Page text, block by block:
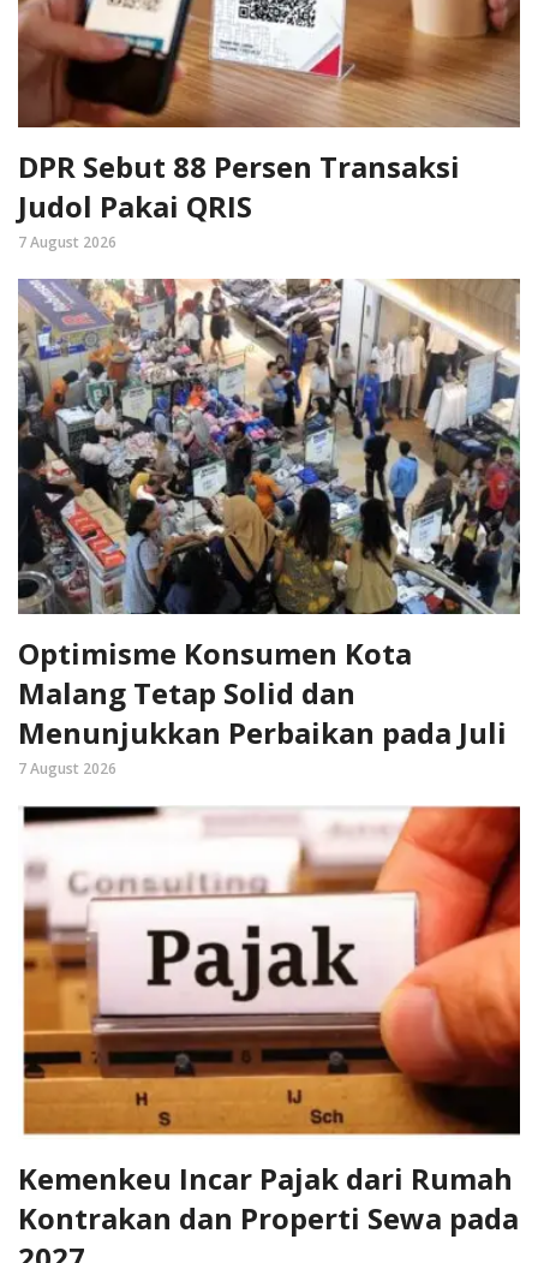
DPR Sebut 88 Persen Transaksi
Judol Pakai QRIS
7 August 2026
Optimisme Konsumen Kota
Malang Tetap Solid dan
Menunjukkan Perbaikan pada Juli
7 August 2026
Kemenkeu Incar Pajak dari Rumah
Kontrakan dan Properti Sewa pada